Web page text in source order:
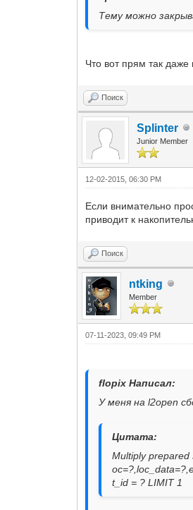
Тему можно
Что вот прям так
Поиск
Splinter
Junior Member
12-02-2015, 06:30 PM
Если внимательно
приводит к
Поиск
ntking
Member
07-11-2023, 09:49 PM
flopix Написал:
У меня на l2open
Цитата:
Multiply prepared
t_id = ? LIMIT 1